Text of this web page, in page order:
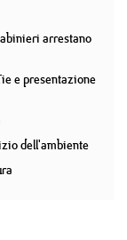
arrestano
e presentazione
dell'ambiente